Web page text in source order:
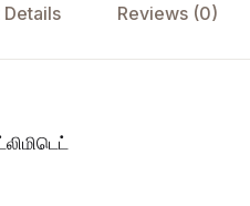
Reviews (0)